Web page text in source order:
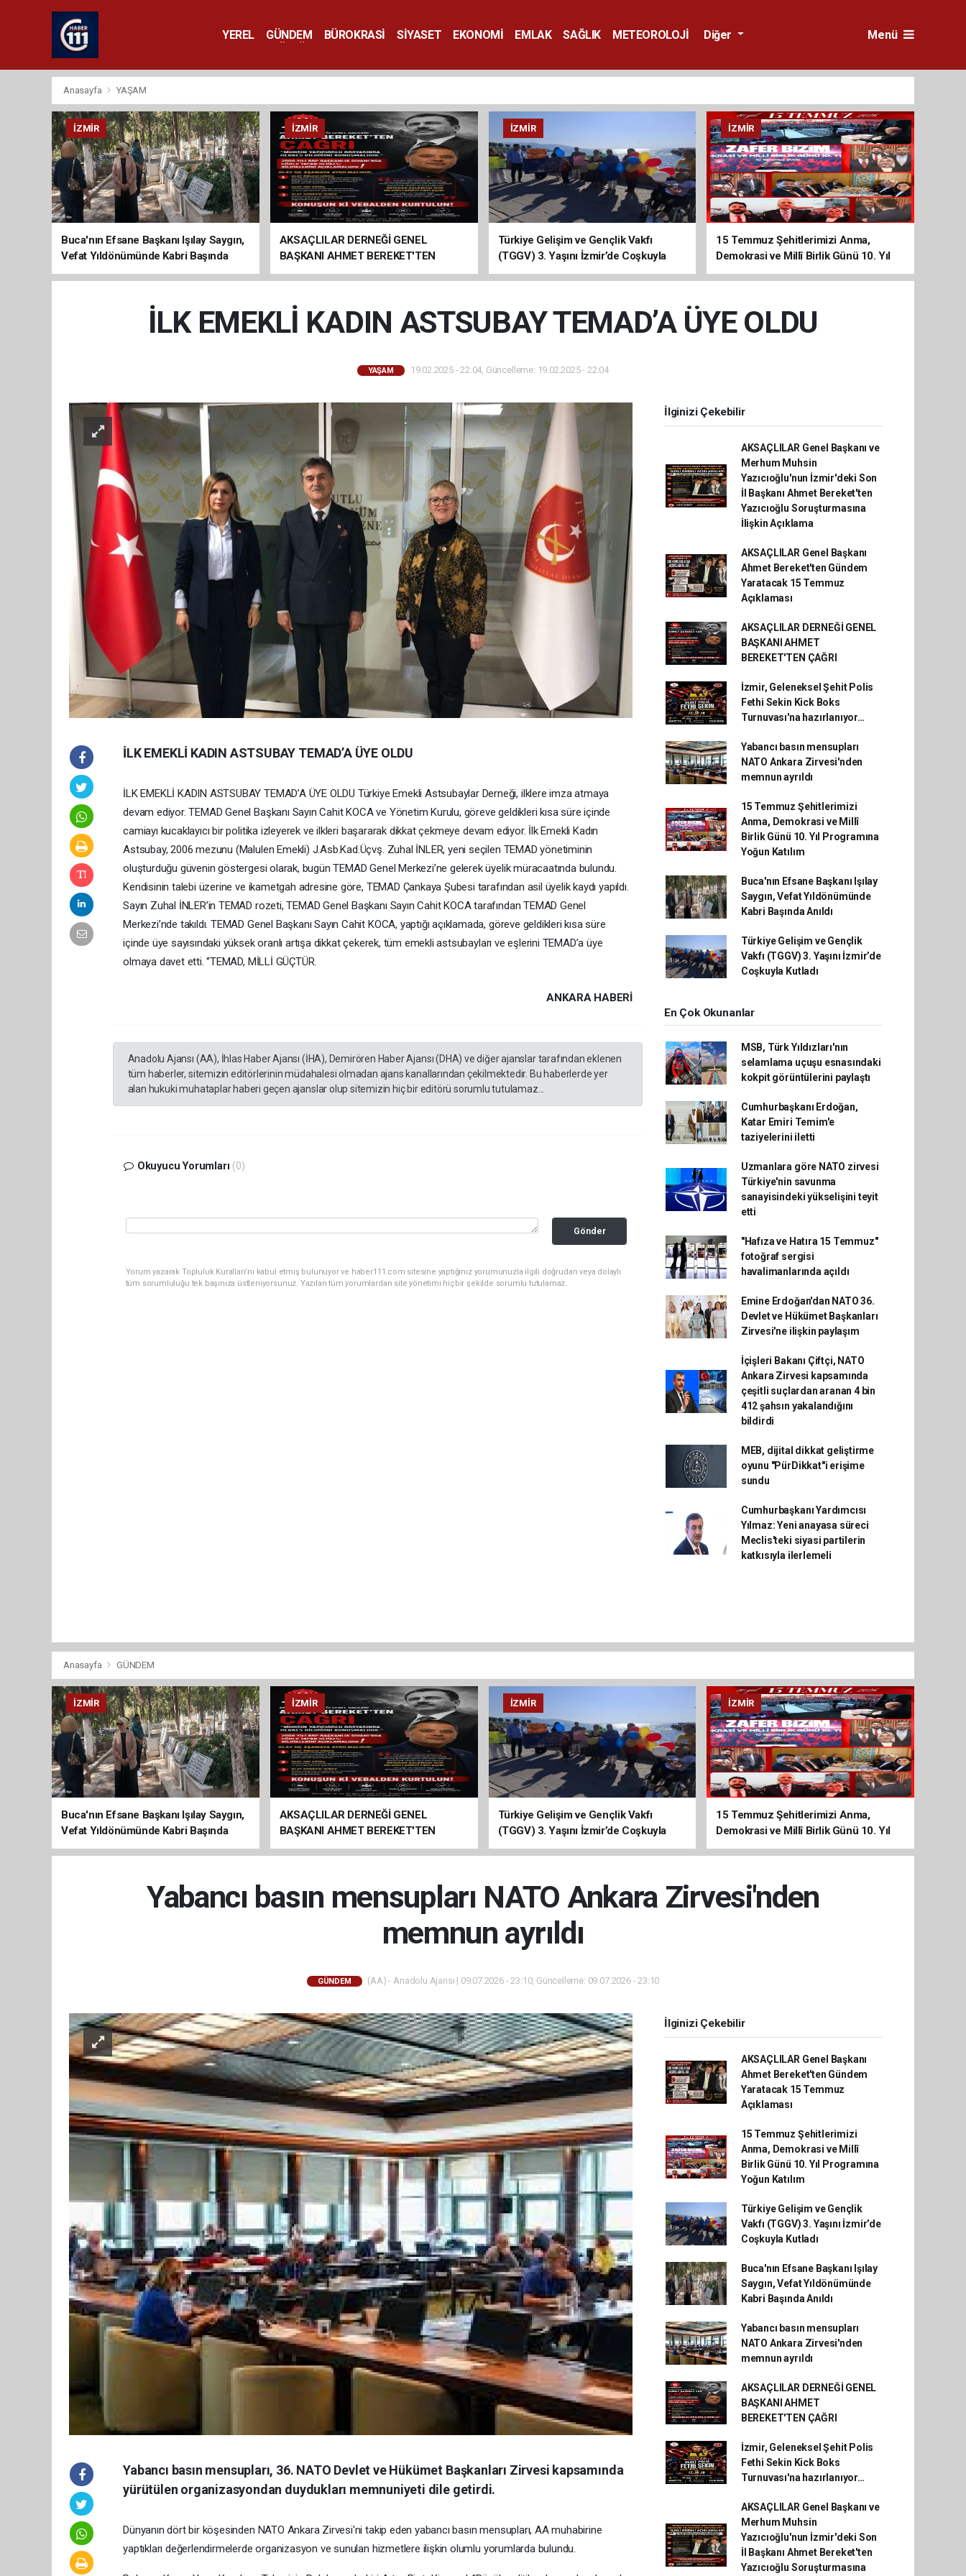
YEREL GÜNDEM BÜROKRASİ SİYASET EKONOMİ EMLAK SAĞLIK
METEOROLOJİ
Diğer Menü
Anasayfa YAŞAM
İZMIR
Buca'nın Efsane Başkanı Işılay Saygın,
Vefat Yıldönümünde Kabri Başında
Anıldı
İZMIR
AKSAÇLILAR DERNEĞİ GENEL
BAŞKANI AHMET BEREKET'TEN
ÇAĞRI
İZMIR
Türkiye Gelişim ve Gençlik Vakfı
(TGGV) 3. Yaşını İzmir’de Coşkuyla
Kutladı
İZMIR
15 Temmuz Şehitlerimizi Anma,
Demokrasi ve Millî Birlik Günü 10. Yıl
Programına Yoğun Katılım
İLK EMEKLİ KADIN ASTSUBAY TEMAD’A ÜYE OLDU
YAŞAM 19.02.2025 - 22:04, Güncelleme: 19.02.2025 - 22:04
İLK EMEKLİ KADIN ASTSUBAY TEMAD’A ÜYE OLDU
İLK EMEKLİ KADIN ASTSUBAY TEMAD’A ÜYE OLDU Türkiye Emekli Astsubaylar Derneği, ilklere imza atmaya
devam ediyor. TEMAD Genel Başkanı Sayın Cahit KOCA ve Yönetim Kurulu, göreve geldikleri kısa süre içinde
camiayı kucaklayıcı bir politika izleyerek ve ilkleri başararak dikkat çekmeye devam ediyor. İlk Emekli Kadın
Astsubay, 2006 mezunu (Malulen Emekli) J.Asb.Kad.Üçvş. Zuhal İNLER, yeni seçilen TEMAD yönetiminin
oluşturduğu güvenin göstergesi olarak, bugün TEMAD Genel Merkezi’ne gelerek üyelik müracaatında bulundu.
Kendisinin talebi üzerine ve ikametgah adresine göre, TEMAD Çankaya Şubesi tarafından asil üyelik kaydı yapıldı.
Sayın Zuhal İNLER’in TEMAD rozeti, TEMAD Genel Başkanı Sayın Cahit KOCA tarafından TEMAD Genel
Merkezi’nde takıldı. TEMAD Genel Başkanı Sayın Cahit KOCA, yaptığı açıklamada, göreve geldikleri kısa süre
içinde üye sayısındaki yüksek oranlı artışa dikkat çekerek, tüm emekli astsubayları ve eşlerini TEMAD’a üye
olmaya davet etti. ‘’TEMAD, MİLLİ GÜÇTÜR.
ANKARA HABERİ
Anadolu Ajansı (AA), İhlas Haber Ajansı (İHA), Demirören Haber Ajansı (DHA) ve diğer ajanslar tarafından eklenen
tüm haberler, sitemizin editörlerinin müdahalesi olmadan ajans kanallarından çekilmektedir. Bu haberlerde yer
alan hukuki muhataplar haberi geçen ajanslar olup sitemizin hiç bir editörü sorumlu tutulamaz...
Okuyucu Yorumları (0)
Gönder
Yorum yazarak Topluluk Kuralları’nı kabul etmiş bulunuyor ve haber111.com sitesine yaptığınız yorumunuzla ilgili doğrudan veya dolaylı
tüm sorumluluğu tek başınıza üstleniyorsunuz. Yazılan tüm yorumlardan site yönetimi hiçbir şekilde sorumlu tutulamaz.
İlginizi Çekebilir
AKSAÇLILAR Genel Başkanı ve
Merhum Muhsin
Yazıcıoğlu'nun İzmir'deki Son
İl Başkanı Ahmet Bereket'ten
Yazıcıoğlu Soruşturmasına
İlişkin Açıklama
AKSAÇLILAR Genel Başkanı
Ahmet Bereket'ten Gündem
Yaratacak 15 Temmuz
Açıklaması
AKSAÇLILAR DERNEĞİ GENEL
BAŞKANI AHMET
BEREKET'TEN ÇAĞRI
İzmir, Geleneksel Şehit Polis
Fethi Sekin Kick Boks
Turnuvası'na hazırlanıyor…
Yabancı basın mensupları
NATO Ankara Zirvesi'nden
memnun ayrıldı
15 Temmuz Şehitlerimizi
Anma, Demokrasi ve Millî
Birlik Günü 10. Yıl Programına
Yoğun Katılım
Buca'nın Efsane Başkanı Işılay
Saygın, Vefat Yıldönümünde
Kabri Başında Anıldı
Türkiye Gelişim ve Gençlik
Vakfı (TGGV) 3. Yaşını İzmir’de
Coşkuyla Kutladı
En Çok Okunanlar
MSB, Türk Yıldızları'nın
selamlama uçuşu esnasındaki
kokpit görüntülerini paylaştı
Cumhurbaşkanı Erdoğan,
Katar Emiri Temim'e
taziyelerini iletti
Uzmanlara göre NATO zirvesi
Türkiye'nin savunma
sanayisindeki yükselişini teyit
etti
"Hafıza ve Hatıra 15 Temmuz"
fotoğraf sergisi
havalimanlarında açıldı
Emine Erdoğan'dan NATO 36.
Devlet ve Hükümet Başkanları
Zirvesi'ne ilişkin paylaşım
İçişleri Bakanı Çiftçi, NATO
Ankara Zirvesi kapsamında
çeşitli suçlardan aranan 4 bin
412 şahsın yakalandığını
bildirdi
MEB, dijital dikkat geliştirme
oyunu "PürDikkat"i erişime
sundu
Cumhurbaşkanı Yardımcısı
Yılmaz: Yeni anayasa süreci
Meclis'teki siyasi partilerin
katkısıyla ilerlemeli
Anasayfa GÜNDEM
İZMIR
Buca'nın Efsane Başkanı Işılay Saygın,
Vefat Yıldönümünde Kabri Başında
Anıldı
İZMIR
AKSAÇLILAR DERNEĞİ GENEL
BAŞKANI AHMET BEREKET'TEN
ÇAĞRI
İZMIR
Türkiye Gelişim ve Gençlik Vakfı
(TGGV) 3. Yaşını İzmir’de Coşkuyla
Kutladı
İZMIR
15 Temmuz Şehitlerimizi Anma,
Demokrasi ve Millî Birlik Günü 10. Yıl
Programına Yoğun Katılım
Yabancı basın mensupları NATO Ankara Zirvesi'nden
memnun ayrıldı
GÜNDEM (AA) - Anadolu Ajansı | 09.07.2026 - 23:10, Güncelleme: 09.07.2026 - 23:10
Yabancı basın mensupları, 36. NATO Devlet ve Hükümet Başkanları Zirvesi kapsamında
yürütülen organizasyondan duydukları memnuniyeti dile getirdi.
Dünyanın dört bir köşesinden NATO Ankara Zirvesi'ni takip eden yabancı basın mensupları, AA muhabirine
yaptıkları değerlendirmelerde organizasyon ve sunulan hizmetlere ilişkin olumlu yorumlarda bulundu.
İlginizi Çekebilir
AKSAÇLILAR Genel Başkanı
Ahmet Bereket'ten Gündem
Yaratacak 15 Temmuz
Açıklaması
15 Temmuz Şehitlerimizi
Anma, Demokrasi ve Millî
Birlik Günü 10. Yıl Programına
Yoğun Katılım
Türkiye Gelişim ve Gençlik
Vakfı (TGGV) 3. Yaşını İzmir’de
Coşkuyla Kutladı
Buca'nın Efsane Başkanı Işılay
Saygın, Vefat Yıldönümünde
Kabri Başında Anıldı
Yabancı basın mensupları
NATO Ankara Zirvesi'nden
memnun ayrıldı
AKSAÇLILAR DERNEĞİ GENEL
BAŞKANI AHMET
BEREKET'TEN ÇAĞRI
İzmir, Geleneksel Şehit Polis
Fethi Sekin Kick Boks
Turnuvası'na hazırlanıyor…
AKSAÇLILAR Genel Başkanı ve
Merhum Muhsin
Yazıcıoğlu'nun İzmir'deki Son
İl Başkanı Ahmet Bereket'ten
Yazıcıoğlu Soruşturmasına